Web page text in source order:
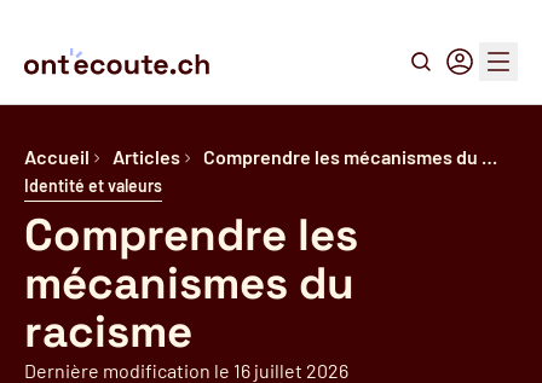
Recherche
Connexion
Menu
Accueil Articles Comprendre les mécanismes du …
Identité et valeurs
Comprendre les
mécanismes du
racisme
Dernière modification le 16 juillet 2026